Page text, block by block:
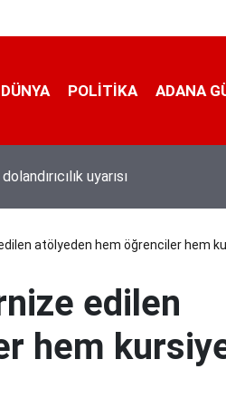
DÜNYA POLİTİKA ADANA
etti
atölyeden hem öğrenciler hem
edilen
hem